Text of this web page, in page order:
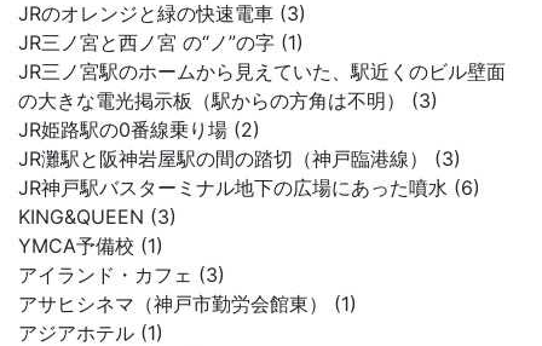
JRのオレンジと緑の快速電車 (3)
JR三ノ宮と西ノ宮 の“ノ”の字 (1)
JR三ノ宮駅のホームから見えていた、駅近くのビル壁面
の大きな電光掲示板（駅からの方角は不明） (3)
JR姫路駅の0番線乗り場 (2)
JR灘駅と阪神岩屋駅の間の踏切（神戸臨港線） (3)
JR神戸駅バスターミナル地下の広場にあった噴水 (6)
KING&QUEEN (3)
YMCA予備校 (1)
アイランド・カフェ (3)
アサヒシネマ（神戸市勤労会館東） (1)
アジアホテル (1)